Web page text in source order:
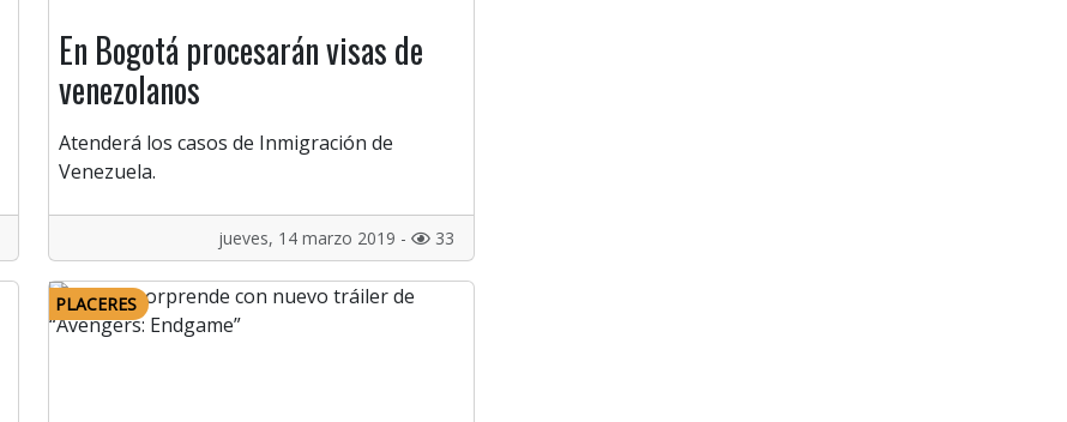
En Bogotá procesarán visas de
venezolanos
Atenderá los casos de Inmigración de
Venezuela.
jueves, 14 marzo 2019 - 33
PLACERES